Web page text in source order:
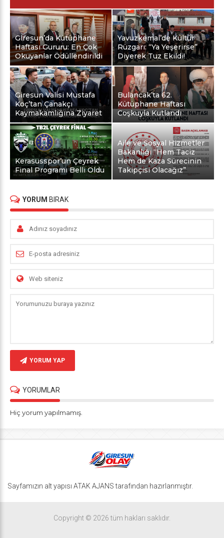
Giresun’da Kütüphane
Haftası Gururu: En Çok
Okuyanlar Ödüllendirildi
Yavuzkemal’de Kültür
Rüzgarı: “Ya Yeşerirse”
Diyerek Tuz Ekildi!
Giresun Valisi Mustafa
Koç’tan Çanakçı
Kaymakamlığına Ziyaret
Bulancak’ta 62.
Kütüphane Haftası
Coşkuyla Kutlandı
Kerasusspor’un Çeyrek
Final Programı Belli Oldu
Aile ve Sosyal Hizmetler
Bakanlığı “Hem Taciz
Hem de Kaza Sürecinin
Takipçisi Olacağız”
YORUM BIRAK
YORUM YAP
YORUMLAR
Hiç yorum yapılmamış.
Sayfamızın alt yapısı ATAK AJANS tarafından hazırlanmıştır.
Copyright © 2026 tüm hakları saklıdır.